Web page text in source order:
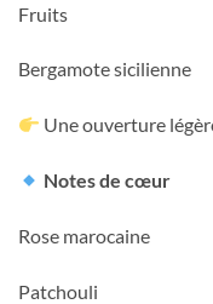
Fruits
Bergamote sicilienne
Une ouverture
Notes de cœur
Rose marocaine
Patchouli